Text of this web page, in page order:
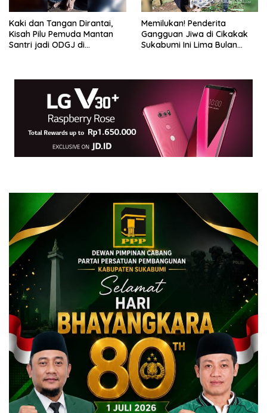
Kaki dan Tangan Dirantai,
Kisah Pilu Pemuda Mantan
Santri jadi ODGJ di
Memilukan! Penderita
Gangguan Jiwa di Cikakak
Sukabumi Ini Lima Bulan